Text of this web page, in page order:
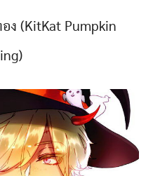
(KitKat Pumpkin